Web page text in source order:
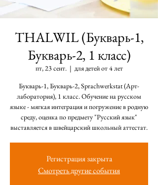
THALWIL (Букварь-1,
Букварь-2, 1 класс)
пт, 23 сент.
  |
для детей от 4 лет
Букварь-1, Букварь-2, Sprachwerkstat (Арт-
лаборатория), 1 класс. Обучение на русском
языке - мягкая интеграция и погружение в родную
среду, оценка по предмету "Русский язык"
выставляется в швейцарский школьный аттестат.
Регистрация закрыта
Смотреть другие события